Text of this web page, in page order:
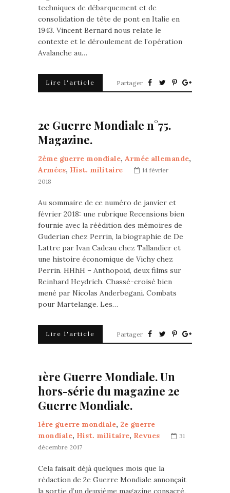
techniques de débarquement et de
consolidation de tête de pont en Italie en
1943. Vincent Bernard nous relate le
contexte et le déroulement de l’opération
Avalanche au…
Lire l'article Partager
2e Guerre Mondiale n°75.
Magazine.
2ème guerre mondiale, Armée allemande,
Armées, Hist. militaire
14 février
2018
Au sommaire de ce numéro de janvier et
février 2018: une rubrique Recensions bien
fournie avec la réédition des mémoires de
Guderian chez Perrin, la biographie de De
Lattre par Ivan Cadeau chez Tallandier et
une histoire économique de Vichy chez
Perrin. HHhH – Anthopoid, deux films sur
Reinhard Heydrich. Chassé-croisé bien
mené par Nicolas Anderbegani. Combats
pour Martelange. Les…
Lire l'article Partager
1ère Guerre Mondiale. Un
hors-série du magazine 2e
Guerre Mondiale.
1ère guerre mondiale, 2e guerre
mondiale, Hist. militaire, Revues
31
décembre 2017
Cela faisait déjà quelques mois que la
rédaction de 2e Guerre Mondiale annonçait
la sortie d’un deuxième magazine consacré,